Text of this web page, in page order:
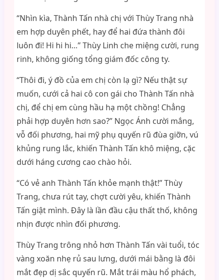
“Nhìn kìa, Thành Tấn nhà chị với Thùy Trang nhà
em hợp duyên phết, hay để hai đứa thành đôi
luôn đi! Hi hi hi…” Thùy Linh che miệng cười, rung
rinh, không giống tổng giám đốc công ty.
“Thôi đi, ý đồ của em chị còn lạ gì? Nếu thật sự
muốn, cưới cả hai cô con gái cho Thành Tấn nhà
chị, để chị em cùng hầu hạ một chồng! Chẳng
phải hợp duyên hơn sao?” Ngọc Ánh cười mắng,
vỗ đối phương, hai mỹ phụ quyến rũ đùa giỡn, vú
khủng rung lắc, khiến Thành Tấn khô miệng, cặc
dưới háng cương cao chào hỏi.
“Có vẻ anh Thành Tấn khỏe mạnh thật!” Thùy
Trang, chưa rút tay, chợt cười yêu, khiến Thành
Tấn giật mình. Đây là lần đầu cậu thất thố, không
nhịn được nhìn đối phương.
Thùy Trang trông nhỏ hơn Thành Tấn vài tuổi, tóc
vàng xoăn nhẹ rủ sau lưng, dưới mái bằng là đôi
mắt đẹp dị sắc quyến rũ. Mắt trái màu hổ phách,